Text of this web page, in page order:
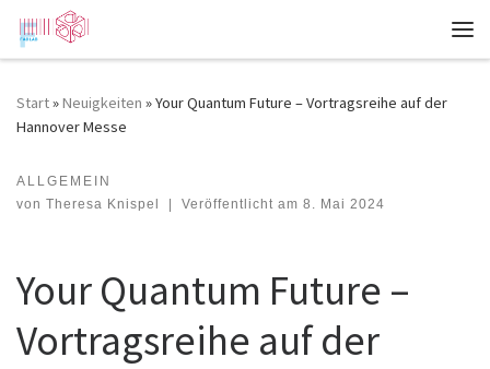
Zum Inhalt springen
Start»Neuigkeiten »Your Quantum Future – Vortragsreihe auf der
Hannover Messe
ALLGEMEIN
von Theresa Knispel | Veröffentlicht am 8. Mai 2024
Your Quantum Future –
Vortragsreihe auf der